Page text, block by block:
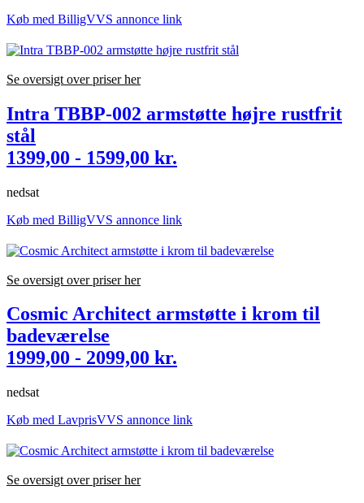
Køb med BilligVVS annonce link
Se oversigt over priser her
Intra TBBP-002 armstøtte højre rustfrit
stål
1399,00 - 1599,00 kr.
nedsat
Køb med BilligVVS annonce link
Se oversigt over priser her
Cosmic Architect armstøtte i krom til
badeværelse
1999,00 - 2099,00 kr.
nedsat
Køb med LavprisVVS annonce link
Se oversigt over priser her